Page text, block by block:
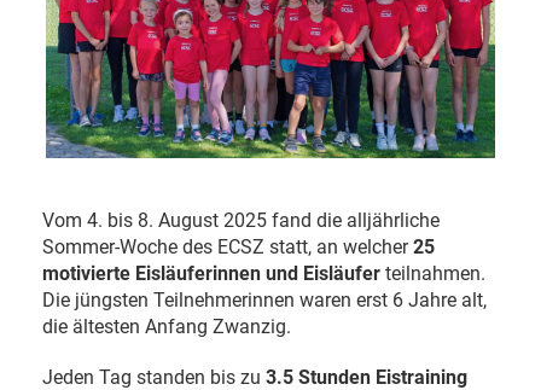
Vom 4. bis 8. August 2025 fand die alljährliche
Sommer-Woche des ECSZ statt, an welcher25
motivierte Eisläuferinnen und Eisläufer teilnahmen.
Die jüngsten Teilnehmerinnen waren erst 6 Jahre alt,
die ältesten Anfang Zwanzig.
Jeden Tag standen bis zu 3.5 Stunden Eistraining